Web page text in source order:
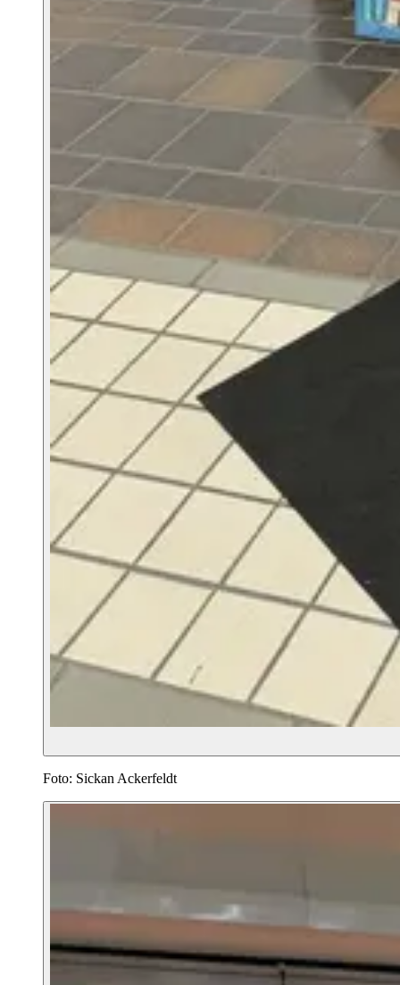
Foto: Sickan Ackerfeldt